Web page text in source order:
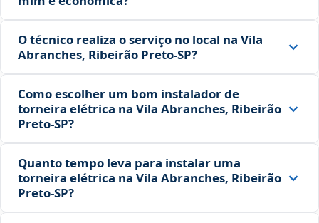
O técnico realiza o serviço no local na Vila
Abranches, Ribeirão Preto‑SP?
Como escolher um bom instalador de
torneira elétrica na Vila Abranches, Ribeirão
Preto‑SP?
Quanto tempo leva para instalar uma
torneira elétrica na Vila Abranches, Ribeirão
Preto‑SP?